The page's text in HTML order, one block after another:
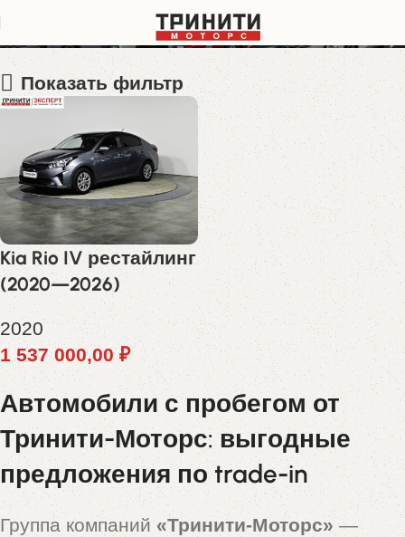
Z94C241BBMR214717
Показать фильтр
Kia Rio IV рестайлинг
(2020—2026)
2020
1 537 000,00₽
Автомобили с пробегом от
Тринити-Моторс: выгодные
предложения по trade-in
Группа компаний«Тринити-Моторс» —